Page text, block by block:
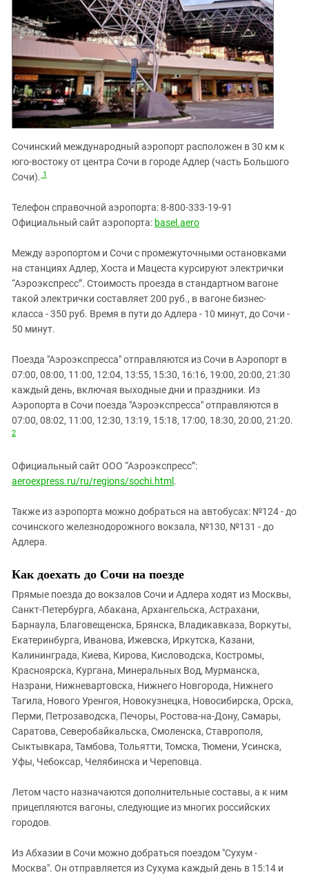
Сочинский международный аэропорт расположен в 30 км к
юго-востоку от центра Сочи в городе Адлер (часть Большого
Сочи). 1
Телефон справочной аэропорта: 8-800-333-19-91
Официальный сайт аэропорта: basel.aero
Между аэропортом и Сочи с промежуточными остановками
на станциях Адлер, Хоста и Мацеста курсируют электрички
“Аэроэкспресс”. Стоимость проезда в стандартном вагоне
такой электрички составляет 200 руб., в вагоне бизнес-
класса - 350 руб. Время в пути до Адлера - 10 минут, до Сочи -
50 минут.
Поезда "Аэроэкспресса" отправляются из Сочи в Аэропорт в
07:00, 08:00, 11:00, 12:04, 13:55, 15:30, 16:16, 19:00, 20:00, 21:30
каждый день, включая выходные дни и праздники. Из
Аэропорта в Сочи поезда "Аэроэкспресса" отправляются в
07:00, 08:02, 11:00, 12:30, 13:19, 15:18, 17:00, 18:30, 20:00, 21:20.
2
Официальный сайт ООО “Аэроэкспресс”:
aeroexpress.ru/ru/regions/sochi.html .
Также из аэропорта можно добраться на автобусах: №124 - до
сочинского железнодорожного вокзала, №130, №131 - до
Адлера.
Как доехать до Сочи на поезде
Прямые поезда до вокзалов Сочи и Адлера ходят из Москвы,
Санкт-Петербурга, Абакана, Архангельска, Астрахани,
Барнаула, Благовещенска, Брянска, Владикавказа, Воркуты,
Екатеринбурга, Иванова, Ижевска, Иркутска, Казани,
Калининграда, Киева, Кирова, Кисловодска, Костромы,
Красноярска, Кургана, Минеральных Вод, Мурманска,
Назрани, Нижневартовска, Нижнего Новгорода, Нижнего
Тагила, Нового Уренгоя, Новокузнецка, Новосибирска, Орска,
Перми, Петрозаводска, Печоры, Ростова-на-Дону, Самары,
Саратова, Северобайкальска, Смоленска, Ставрополя,
Сыктывкара, Тамбова, Тольятти, Томска, Тюмени, Усинска,
Уфы, Чебоксар, Челябинска и Череповца.
Летом часто назначаются дополнительные составы, а к ним
прицепляются вагоны, следующие из многих российских
городов.
Из Абхазии в Сочи можно добраться поездом "Сухум -
Москва". Он отправляется из Сухума каждый день в 15:14 и